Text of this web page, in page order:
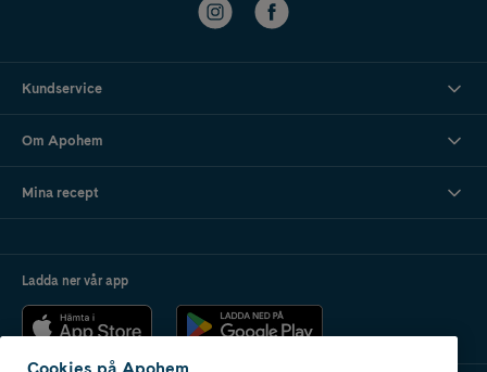
Kundservice
Om Apohem
Mina recept
Ladda ner vår app